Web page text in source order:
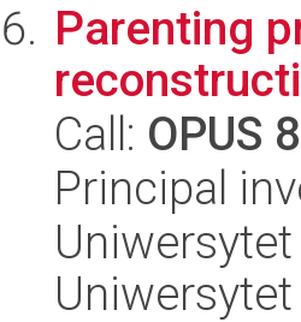
Parenting
Call: OPUS 8
Principal